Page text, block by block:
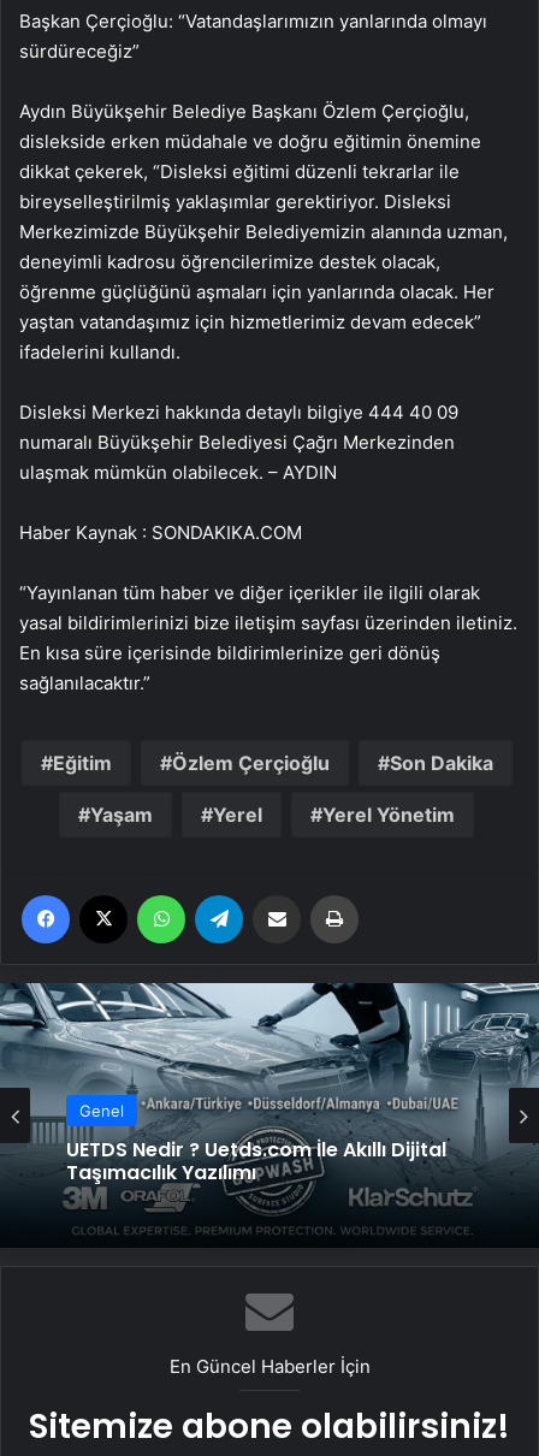
Başkan Çerçioğlu: “Vatandaşlarımızın yanlarında olmayı
sürdüreceğiz”
Aydın Büyükşehir Belediye Başkanı Özlem Çerçioğlu,
dislekside erken müdahale ve doğru eğitimin önemine
dikkat çekerek, “Disleksi eğitimi düzenli tekrarlar ile
bireyselleştirilmiş yaklaşımlar gerektiriyor. Disleksi
Merkezimizde Büyükşehir Belediyemizin alanında uzman,
deneyimli kadrosu öğrencilerimize destek olacak,
öğrenme güçlüğünü aşmaları için yanlarında olacak. Her
yaştan vatandaşımız için hizmetlerimiz devam edecek”
ifadelerini kullandı.
Disleksi Merkezi hakkında detaylı bilgiye 444 40 09
numaralı Büyükşehir Belediyesi Çağrı Merkezinden
ulaşmak mümkün olabilecek. – AYDIN
Haber Kaynak : SONDAKIKA.COM
“Yayınlanan tüm haber ve diğer içerikler ile ilgili olarak
yasal bildirimlerinizi bize iletişim sayfası üzerinden iletiniz.
En kısa süre içerisinde bildirimlerinize geri dönüş
sağlanılacaktır.”
Eğitim Özlem Çerçioğlu Son Dakika
Yaşam Yerel Yerel Yönetim
Facebook WhatsApp Email'den paylaş
Genel
UETDS Nedir ? Uetds.com İle Akıllı Dijital
Taşımacılık Yazılımı
En Güncel Haberler İçin
Sitemize abone olabilirsiniz!